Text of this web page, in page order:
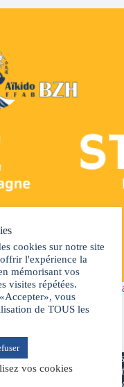
avril 2026- Pratique
Les textes et
sont la
Ligue de
cookies sur notre site
l'expérience la
mémorisant vos
visites répétées.
vous
de TOUS les
vos cookies